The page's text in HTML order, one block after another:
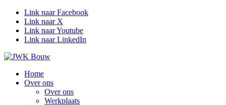
Link naar Facebook
Link naar X
Link naar Youtube
Link naar LinkedIn
Home
Over ons
Over ons
Werkplaats